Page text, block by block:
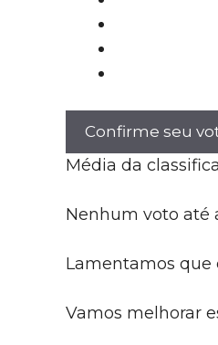
Confirme seu
Média da
Nenhum voto até
Lamentamos que
Vamos melhorar